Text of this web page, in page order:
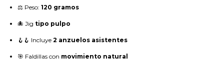
⚖️ Peso: 120 gramos
🐙 Jig tipo pulpo
🪝🪝 Incluye 2 anzuelos asistentes
🎯 Faldillas con movimiento natural